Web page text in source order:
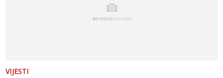
VIJESTI